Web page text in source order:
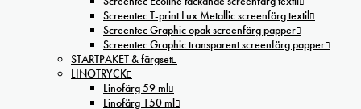
Screentec T-print Lux Metallic screenfärg textil
Screentec Graphic opak screenfärg papper
Screentec Graphic transparent screenfärg papper
STARTPAKET & färgset
LINOTRYCK
Linofärg 59 ml
Linofärg 150 ml